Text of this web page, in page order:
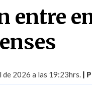
entre
2026 a las 19:23hrs. |